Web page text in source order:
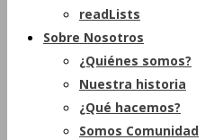
readLists
Sobre Nosotros
¿Quiénes somos?
Nuestra historia
¿Qué hacemos?
Somos Comunidad